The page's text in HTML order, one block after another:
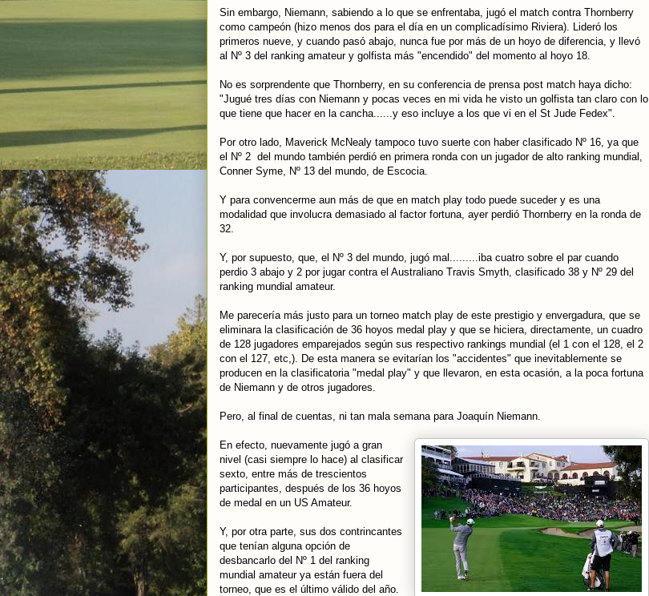
Sin embargo, Niemann, sabiendo a lo que se enfrentaba, jugó el match contra Thornberry
como campeón (hizo menos dos para el día en un complicadísimo Riviera). Lideró los
primeros nueve, y cuando pasó abajo, nunca fue por más de un hoyo de diferencia, y llevó
al Nº 3 del ranking amateur y golfista más "encendido" del momento al hoyo 18.
No es sorprendente que Thornberry, en su conferencia de prensa post match haya dicho:
"Jugué tres días con Niemann y pocas veces en mi vida he visto un golfista tan claro con lo
que tiene que hacer en la cancha......y eso incluye a los que vi en el St Jude Fedex".
Por otro lado, Maverick McNealy tampoco tuvo suerte con haber clasificado Nº 16, ya que
el Nº 2 del mundo también perdió en primera ronda con un jugador de alto ranking mundial,
Conner Syme, Nº 13 del mundo, de Escocia.
Y para convencerme aun más de que en match play todo puede suceder y es una
modalidad que involucra demasiado al factor fortuna, ayer perdió Thornberry en la ronda de
32.
Y, por supuesto, que, el Nº 3 del mundo, jugó mal.........iba cuatro sobre el par cuando
perdio 3 abajo y 2 por jugar contra el Australiano Travis Smyth, clasificado 38 y Nº 29 del
ranking mundial amateur.
Me parecería más justo para un torneo match play de este prestigio y envergadura, que se
eliminara la clasificación de 36 hoyos medal play y que se hiciera, directamente, un cuadro
de 128 jugadores emparejados según sus respectivo rankings mundial (el 1 con el 128, el 2
con el 127, etc,). De esta manera se evitarían los "accidentes" que inevitablemente se
producen en la clasificatoria "medal play" y que llevaron, en esta ocasión, a la poca fortuna
de Niemann y de otros jugadores.
Pero, al final de cuentas, ni tan mala semana para Joaquín Niemann.
En efecto, nuevamente jugó a gran
nivel (casi siempre lo hace) al clasificar
sexto, entre más de trescientos
participantes, después de los 36 hoyos
de medal en un US Amateur.
Y, por otra parte, sus dos contrincantes
que tenían alguna opción de
desbancarlo del Nº 1 del ranking
mundial amateur ya están fuera del
torneo, que es el último válido del año.